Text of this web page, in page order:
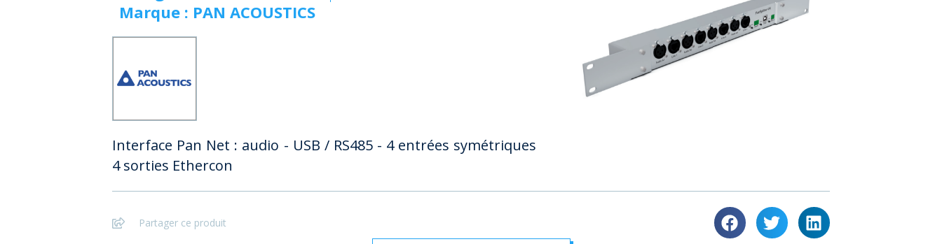
Marque : PAN ACOUSTICS
Interface Pan Net : audio - USB / RS485 - 4 entrées symétriques
4 sorties Ethercon
Partager ce produit